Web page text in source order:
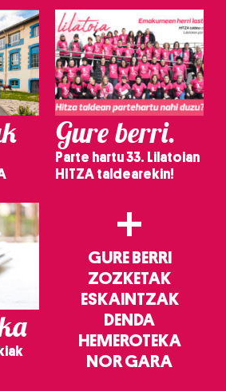
Gure berri.
Parte hartu 33. Lilatoian
HITZA taldearekin!
+
GURE BERRI
ZOZKETAK
ESKAINTZAK
DENDA
HEMEROTEKA
NOR GARA